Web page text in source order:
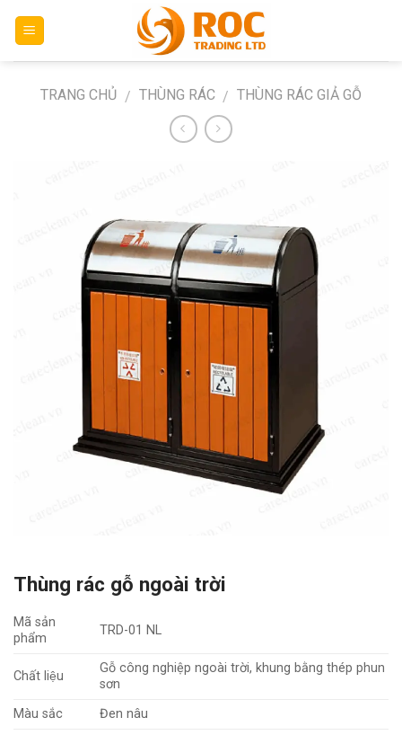
TRANG CHỦ / THÙNG RÁC / THÙNG RÁC GIẢ GỖ
Thùng rác gỗ ngoài trời
Mã sản
phẩm
TRD-01 NL
Chất liệu
Gỗ công nghiệp ngoài trời, khung bằng thép phun
sơn
Màu sắc
Đen nâu